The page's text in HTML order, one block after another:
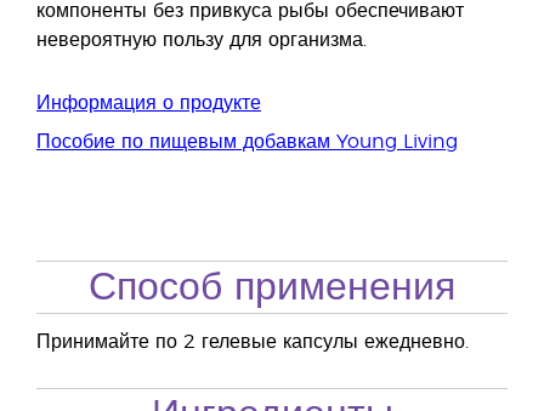
компоненты без привкуса рыбы обеспечивают
невероятную пользу для организма.
Информация о продукте
Пособие по пищевым добавкам Young Living
Способ применения
Принимайте по 2 гелевые капсулы ежедневно.